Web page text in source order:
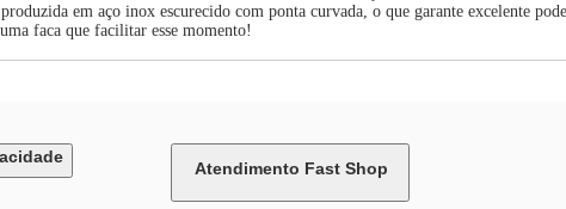
em aço inox escurecido com ponta curvada, o que garante excelente
faca que facilitar esse momento!
Atendimento Fast Shop